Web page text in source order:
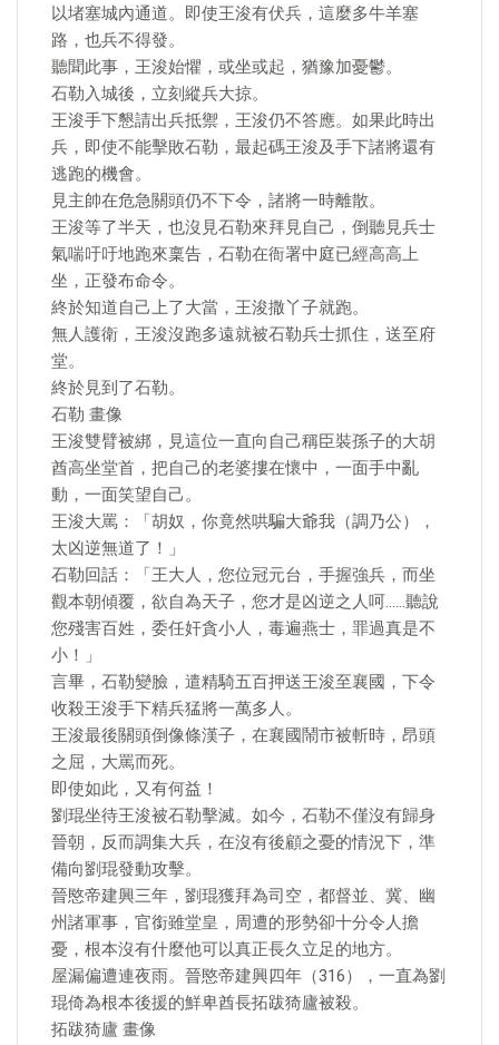
以堵塞城內通道。即使王浚有伏兵，這麼多牛羊塞
路，也兵不得發。
聽聞此事，王浚始懼，或坐或起，猶豫加憂鬱。
石勒入城後，立刻縱兵大掠。
王浚手下懇請出兵抵禦，王浚仍不答應。如果此時出
兵，即使不能擊敗石勒，最起碼王浚及手下諸將還有
逃跑的機會。
見主帥在危急關頭仍不下令，諸將一時離散。
王浚等了半天，也沒見石勒來拜見自己，倒聽見兵士
氣喘吁吁地跑來稟告，石勒在衙署中庭已經高高上
坐，正發布命令。
終於知道自己上了大當，王浚撒丫子就跑。
無人護衛，王浚沒跑多遠就被石勒兵士抓住，送至府
堂。
終於見到了石勒。
石勒 畫像
王浚雙臂被綁，見這位一直向自己稱臣裝孫子的大胡
酋高坐堂首，把自己的老婆摟在懷中，一面手中亂
動，一面笑望自己。
王浚大罵：「胡奴，你竟然哄騙大爺我（調乃公），
太凶逆無道了！」
石勒回話：「王大人，您位冠元台，手握強兵，而坐
觀本朝傾覆，欲自為天子，您才是凶逆之人呵……聽說
您殘害百姓，委任奸貪小人，毒遍燕士，罪過真是不
小！」
言畢，石勒變臉，遣精騎五百押送王浚至襄國，下令
收殺王浚手下精兵猛將一萬多人。
王浚最後關頭倒像條漢子，在襄國鬧市被斬時，昂頭
之屈，大罵而死。
即使如此，又有何益！
劉琨坐待王浚被石勒擊滅。如今，石勒不僅沒有歸身
晉朝，反而調集大兵，在沒有後顧之憂的情況下，準
備向劉琨發動攻擊。
晉愍帝建興三年，劉琨獲拜為司空，都督並、冀、幽
州諸軍事，官銜雖堂皇，周遭的形勢卻十分令人擔
憂，根本沒有什麼他可以真正長久立足的地方。
屋漏偏遭連夜雨。晉愍帝建興四年（316），一直為劉
琨倚為根本後援的鮮卑酋長拓跋猗廬被殺。
拓跋猗廬 畫像